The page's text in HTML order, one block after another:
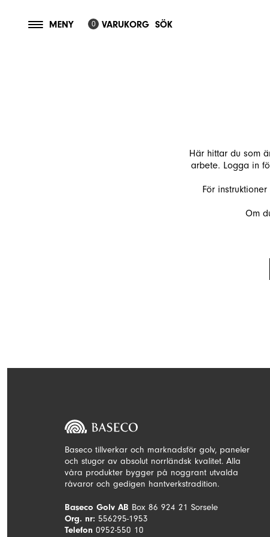
MENY 0 VARUKORG SÖK
Här hittar du som
arbete. Logga in
För
Om
Baseco tillverkar och marknadsför golv, paneler
och stugor av absolut norrländsk kvalitet. Alla
våra produkter bygger på noggrant utvalda
råvaror och gedigen hantverkstradition.
Baseco Golv AB Box 86 924 21 Sorsele
Org. nr: 556295-1953
Telefon 0952-550 10